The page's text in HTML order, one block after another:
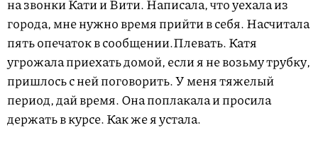
на звонки Кати и Вити. Написала, что уехала из
города, мне нужно время прийти в себя. Насчитала
пять опечаток в сообщении.Плевать. Катя
угрожала приехать домой, если я не возьму трубку,
пришлось с ней поговорить. У меня тяжелый
период, дай время. Она поплакала и просила
держать в курсе. Как же я устала.